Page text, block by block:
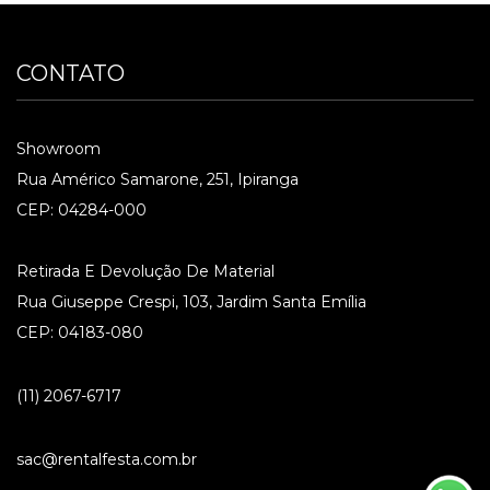
CONTATO
Showroom
Rua Américo Samarone, 251, Ipiranga
CEP: 04284-000
Retirada E Devolução De Material
Rua Giuseppe Crespi, 103, Jardim Santa Emília
CEP: 04183-080
(11) 2067-6717
sac@rentalfesta.com.br